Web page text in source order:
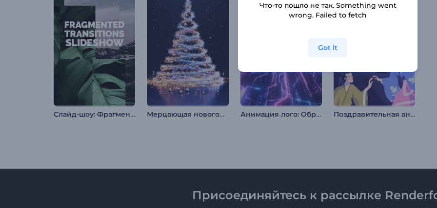
Слайд-шоу: Фрагментарные переходы Мерцающая новогодняя елка Анимация лого: Обратный отсчет в стиле глитч Поздравительная анимация: Танабата
Присоединяйтесь к рассылке
Что-то пошло не так. Something went
wrong. Failed to fetch
Got it